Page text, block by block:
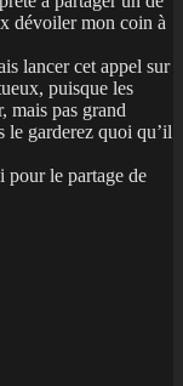
dévoiler mon coin à
lancer cet appel sur
puisque les
mais pas grand
le garderez quoi qu’il
pour le partage de